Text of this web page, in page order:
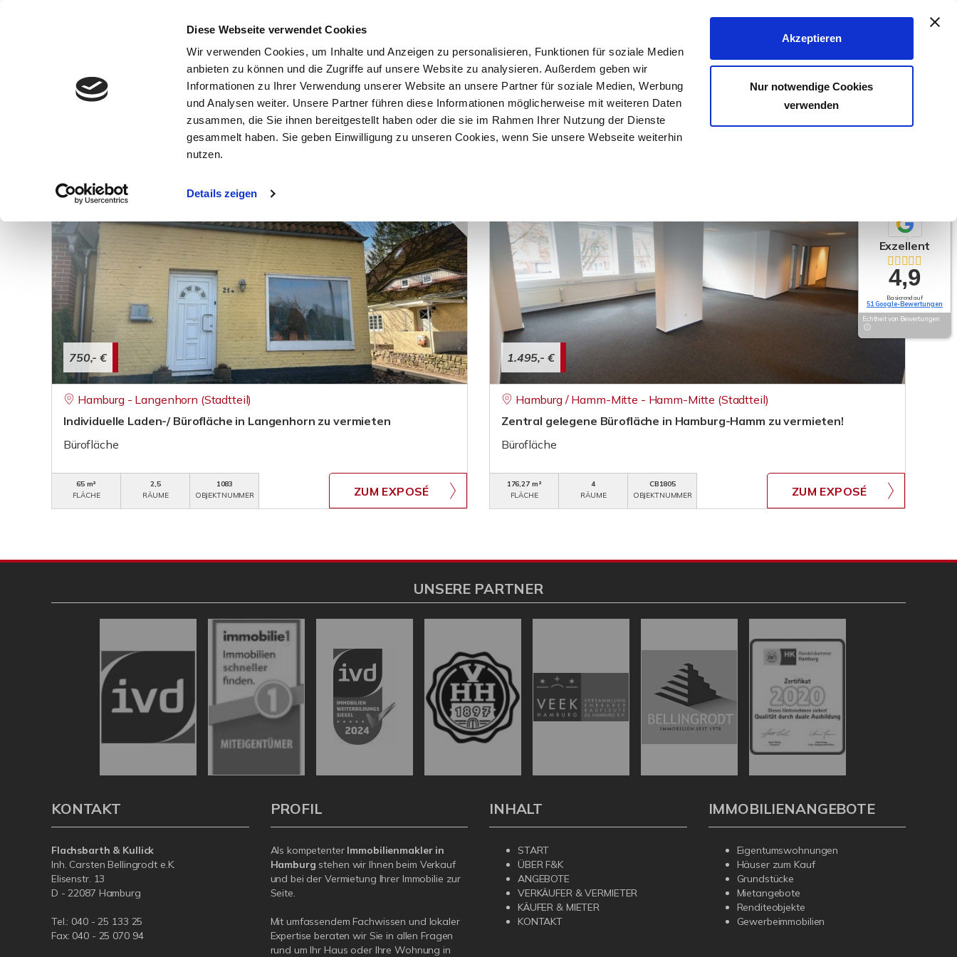
Diese Webseite verwendet Cookies
Wir verwenden Cookies, um Inhalte und Anzeigen zu personalisieren, Funktionen für soziale Medien
anbieten zu können und die Zugriffe auf unsere Website zu analysieren. Außerdem geben wir
Informationen zu Ihrer Verwendung unserer Website an unsere Partner für soziale Medien, Werbung
und Analysen weiter. Unsere Partner führen diese Informationen möglicherweise mit weiteren Daten
zusammen, die Sie ihnen bereitgestellt haben oder die sie im Rahmen Ihrer Nutzung der Dienste
gesammelt haben. Sie geben Einwilligung zu unseren Cookies, wenn Sie unsere Webseite weiterhin
nutzen.
Details zeigen
Akzeptieren
Nur notwendige Cookies
verwenden
START ÜBER F&K ANGEBOTE VERKÄUFER & VERMIETER KÄUFER & MIETER KONTAKT
750,- €
Hamburg - Langenhorn (Stadtteil)
Individuelle Laden-/ Bürofläche in Langenhorn zu vermieten
Bürofläche
65 m²
FLÄCHE
2,5
RÄUME
1083
OBJEKTNUMMER
ZUM EXPOSÉ
1.495,- €
Hamburg / Hamm-Mitte - Hamm-Mitte (Stadtteil)
Zentral gelegene Bürofläche in Hamburg-Hamm zu vermieten!
Bürofläche
176,27 m²
FLÄCHE
4
RÄUME
CB1805
OBJEKTNUMMER
ZUM EXPOSÉ
Exzellent
4,9
Basierend auf
51 Google-Bewertungen
Echtheit von Bewertungen
UNSERE PARTNER
KONTAKT
Flachsbarth & Kullick
Inh. Carsten Bellingrodt e.K.
Elisenstr. 13
D - 22087 Hamburg
Tel.: 040 - 25 133 25
Fax: 040 - 25 070 94
PROFIL
Als kompetenter Immobilienmakler in
Hamburg stehen wir Ihnen beim Verkauf
und bei der Vermietung Ihrer Immobilie zur
Seite.
Mit umfassendem Fachwissen und lokaler
Expertise beraten wir Sie in allen Fragen
rund um Ihr Haus oder Ihre Wohnung in
INHALT
START
ÜBER F&K
ANGEBOTE
VERKÄUFER & VERMIETER
KÄUFER & MIETER
KONTAKT
IMMOBILIENANGEBOTE
Eigentumswohnungen
Häuser zum Kauf
Grundstücke
Mietangebote
Renditeobjekte
Gewerbeimmobilien